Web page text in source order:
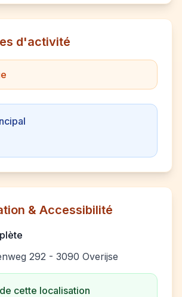
d'activité
& Accessibilité
292 - 3090 Overijse
cette localisation